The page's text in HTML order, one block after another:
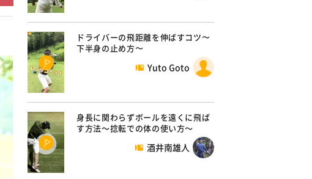
ドライバーの飛距離を伸ばすコツ〜
下半身の止め方〜
Yuto Goto
身長に関わらずボールを遠くに飛ば
す方法～捻転での体の使い方～
酒井南雄人